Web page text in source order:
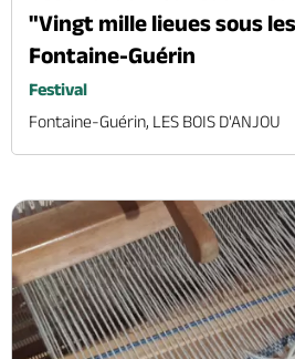
"Vingt mille lieues sous
Fontaine-Guérin
Festival
Fontaine-Guérin, LES BOIS D'ANJOU